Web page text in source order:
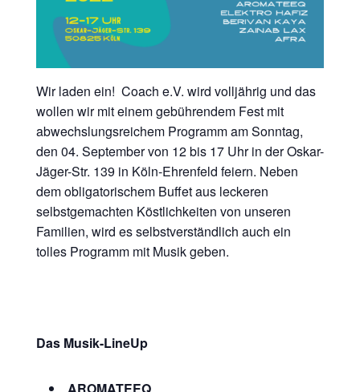
Wir laden ein! Coach e.V. wird volljährig und das
wollen wir mit einem gebührendem Fest mit
abwechslungsreichem Programm am Sonntag,
den 04. September von 12 bis 17 Uhr in der Oskar-
Jäger-Str. 139 in Köln-Ehrenfeld feiern. Neben
dem obligatorischem Buffet aus leckeren
selbstgemachten Köstlichkeiten von unseren
Familien, wird es selbstverständlich auch ein
tolles Programm mit Musik geben.
Das Musik-LineUp